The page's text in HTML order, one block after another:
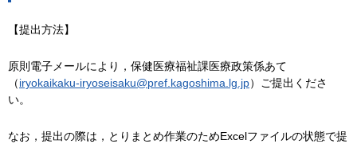
【提出方法】
原則電子メールにより，保健医療福祉課医療政策係あて
（iryokaikaku-iryoseisaku@pref.kagoshima.lg.jp）ご提出くださ
い。
なお，提出の際は，とりまとめ作業のためExcelファイルの状態で提